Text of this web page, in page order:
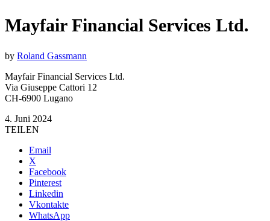
Mayfair Financial Services Ltd.
by Roland Gassmann
Mayfair Financial Services Ltd.
Via Giuseppe Cattori 12
CH-6900 Lugano
4. Juni 2024
TEILEN
Email
X
Facebook
Pinterest
Linkedin
Vkontakte
WhatsApp